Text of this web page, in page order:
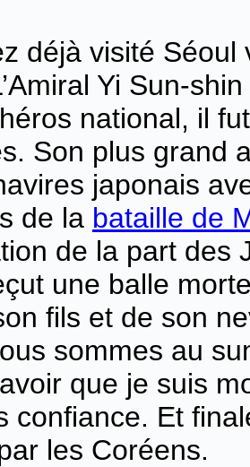
déjà visité
Yi Sun-
national, il
Son plus grand
japonais
de la bataille de
de la part des
une balle
fils et de son
sommes au
que je suis
confiance. Et
les Coréens.